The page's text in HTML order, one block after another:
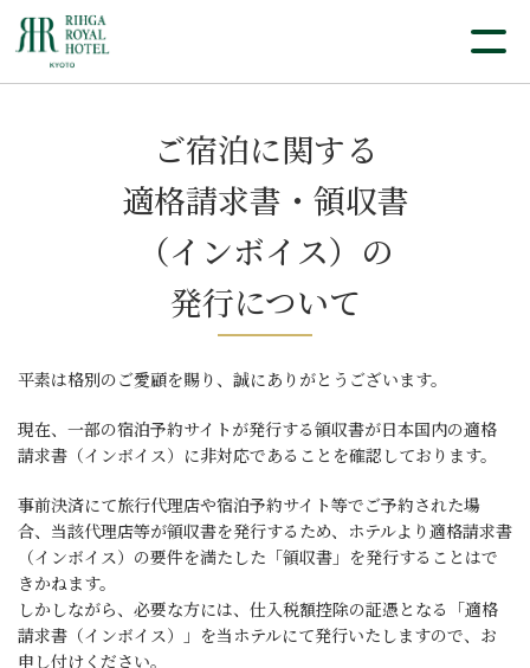
ご宿泊に関する
適格請求書・領収書
（インボイス）の
発行について
平素は格別のご愛顧を賜り、誠にありがとうございます。
現在、一部の宿泊予約サイトが発行する領収書が日本国内の適格
請求書（インボイス）に非対応であることを確認しております。
事前決済にて旅行代理店や宿泊予約サイト等でご予約された場
合、当該代理店等が領収書を発行するため、 ホテルより適格請求書
（インボイス）の要件を満たした「領収書」を発行することはで
きかねます。
しかしながら、必要な方には、仕入税額控除の証憑となる「適格
請求書（インボイス）」を当ホテルにて発行いたしますので、お
申し付けください。